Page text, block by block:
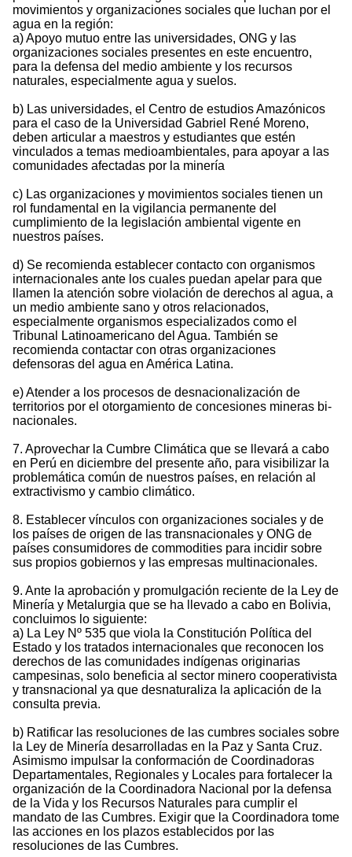
movimientos y organizaciones sociales que luchan por el
agua en la región:
a) Apoyo mutuo entre las universidades, ONG y las
organizaciones sociales presentes en este encuentro,
para la defensa del medio ambiente y los recursos
naturales, especialmente agua y suelos.
b) Las universidades, el Centro de estudios Amazónicos
para el caso de la Universidad Gabriel René Moreno,
deben articular a maestros y estudiantes que estén
vinculados a temas medioambientales, para apoyar a las
comunidades afectadas por la minería
c) Las organizaciones y movimientos sociales tienen un
rol fundamental en la vigilancia permanente del
cumplimiento de la legislación ambiental vigente en
nuestros países.
d) Se recomienda establecer contacto con organismos
internacionales ante los cuales puedan apelar para que
llamen la atención sobre violación de derechos al agua, a
un medio ambiente sano y otros relacionados,
especialmente organismos especializados como el
Tribunal Latinoamericano del Agua. También se
recomienda contactar con otras organizaciones
defensoras del agua en América Latina.
e) Atender a los procesos de desnacionalización de
territorios por el otorgamiento de concesiones mineras bi-
nacionales.
7. Aprovechar la Cumbre Climática que se llevará a cabo
en Perú en diciembre del presente año, para visibilizar la
problemática común de nuestros países, en relación al
extractivismo y cambio climático.
8. Establecer vínculos con organizaciones sociales y de
los países de origen de las transnacionales y ONG de
países consumidores de commodities para incidir sobre
sus propios gobiernos y las empresas multinacionales.
9. Ante la aprobación y promulgación reciente de la Ley de
Minería y Metalurgia que se ha llevado a cabo en Bolivia,
concluimos lo siguiente:
a) La Ley Nº 535 que viola la Constitución Política del
Estado y los tratados internacionales que reconocen los
derechos de las comunidades indígenas originarias
campesinas, solo beneficia al sector minero cooperativista
y transnacional ya que desnaturaliza la aplicación de la
consulta previa.
b) Ratificar las resoluciones de las cumbres sociales sobre
la Ley de Minería desarrolladas en la Paz y Santa Cruz.
Asimismo impulsar la conformación de Coordinadoras
Departamentales, Regionales y Locales para fortalecer la
organización de la Coordinadora Nacional por la defensa
de la Vida y los Recursos Naturales para cumplir el
mandato de las Cumbres. Exigir que la Coordinadora tome
las acciones en los plazos establecidos por las
resoluciones de las Cumbres.